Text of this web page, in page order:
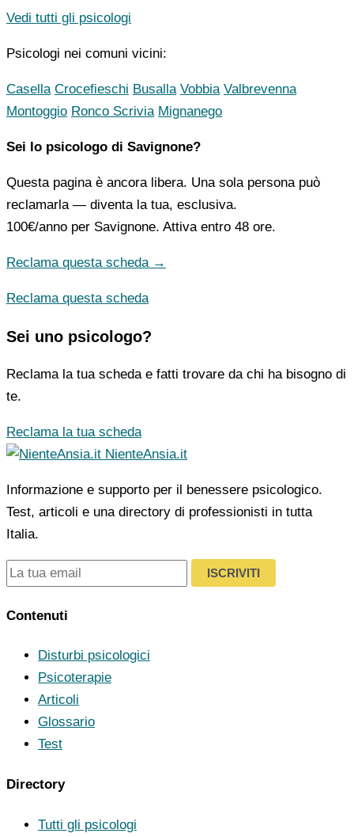
Vedi tutti gli psicologi
Psicologi nei comuni vicini:
Casella Crocefieschi Busalla Vobbia Valbrevenna
Montoggio Ronco Scrivia Mignanego
Sei lo psicologo di Savignone?
Questa pagina è ancora libera. Una sola persona può
reclamarla — diventa la tua, esclusiva.
100€/anno per Savignone. Attiva entro 48 ore.
Reclama questa scheda →
Reclama questa scheda
Sei uno psicologo?
Reclama la tua scheda e fatti trovare da chi ha bisogno di
te.
Reclama la tua scheda
NienteAnsia.it
Informazione e supporto per il benessere psicologico.
Test, articoli e una directory di professionisti in tutta
Italia.
ISCRIVITI
Contenuti
Disturbi psicologici
Psicoterapie
Articoli
Glossario
Test
Directory
Tutti gli psicologi